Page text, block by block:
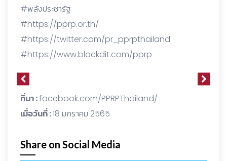
#พลังประชารัฐ
#https://pprp.or.th/
#https://twitter.com/pr_pprpthailand
#https://www.blockdit.com/pprp
ที่มา :facebook.com/PPRPThailand/
เมื่อวันที่ :18 มกราคม 2565
Share on Social Media